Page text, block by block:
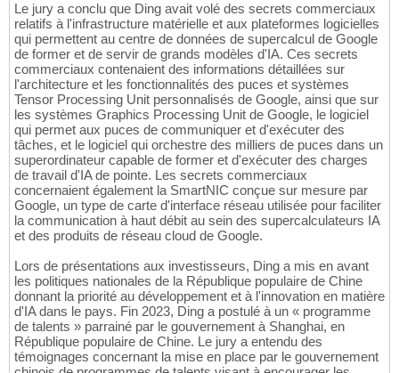
Le jury a conclu que Ding avait volé des secrets commerciaux
relatifs à l'infrastructure matérielle et aux plateformes logicielles
qui permettent au centre de données de supercalcul de Google
de former et de servir de grands modèles d'IA. Ces secrets
commerciaux contenaient des informations détaillées sur
l'architecture et les fonctionnalités des puces et systèmes
Tensor Processing Unit personnalisés de Google, ainsi que sur
les systèmes Graphics Processing Unit de Google, le logiciel
qui permet aux puces de communiquer et d'exécuter des
tâches, et le logiciel qui orchestre des milliers de puces dans un
superordinateur capable de former et d'exécuter des charges
de travail d'IA de pointe. Les secrets commerciaux
concernaient également la SmartNIC conçue sur mesure par
Google, un type de carte d'interface réseau utilisée pour faciliter
la communication à haut débit au sein des supercalculateurs IA
et des produits de réseau cloud de Google.
Lors de présentations aux investisseurs, Ding a mis en avant
les politiques nationales de la République populaire de Chine
donnant la priorité au développement et à l'innovation en matière
d'IA dans le pays. Fin 2023, Ding a postulé à un « programme
de talents » parrainé par le gouvernement à Shanghai, en
République populaire de Chine. Le jury a entendu des
témoignages concernant la mise en place par le gouvernement